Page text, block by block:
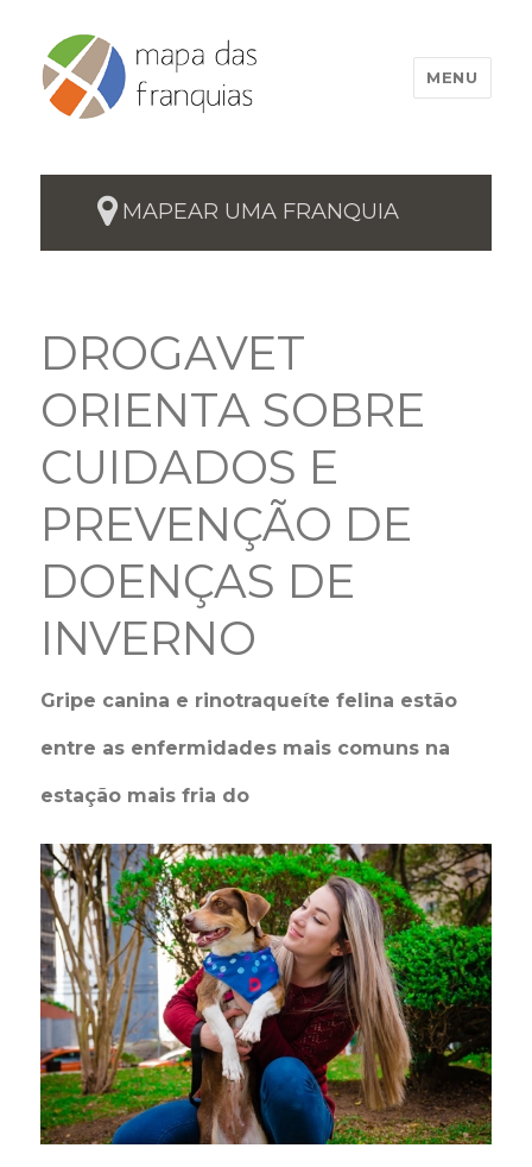
MENU
MAPEAR UMA FRANQUIA
DROGAVET
ORIENTA SOBRE
CUIDADOS E
PREVENÇÃO DE
DOENÇAS DE
INVERNO
Gripe canina e rinotraqueíte felina estão
entre as enfermidades mais comuns na
estação mais fria do